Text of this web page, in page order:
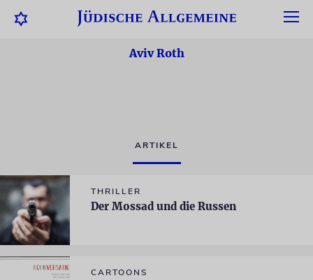
Aviv Roth
ARTIKEL
THRILLER
Der Mossad und die Russen
CARTOONS